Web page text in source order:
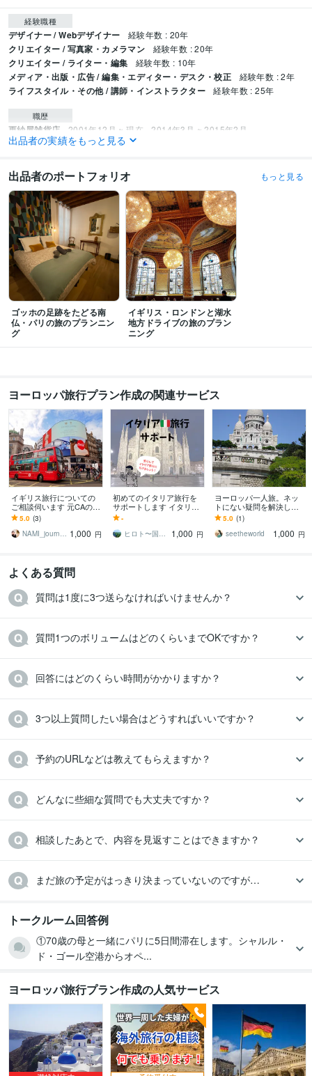
経験職種
デザイナー / Webデザイナー 経験年数 : 20年
クリエイター / 写真家・カメラマン 経験年数 : 20年
クリエイター / ライター・編集 経験年数 : 10年
メディア・出版・広告 / 編集・エディター・デスク・校正 経験年数 : 2年
ライフスタイル・その他 / 講師・インストラクター 経験年数 : 25年
職歴
更紗屋雑貨店 2001年12月 ~ 現在 2014年3月 ~ 2015年2月
古物商許可
実用英語技能検定2級 取得年 : 1991年
得意分野
住まい・美容・生活相談 フランス・イギリス買付についての相談
学歴
信州大学 1996年3月 ~ 2000年2月
大分県立芸術文化短期大学 1994年3月 ~ 1996年2月
語学力
英語 日常会話レベル
フランス語 日常会話レベル
出品者の実績をもっと見る
出品者のポートフォリオ もっと見る
ゴッホの足跡をたどる南
仏・パリの旅のプランニン
グ
イギリス・ロンドンと湖水
地方ドライブの旅のプラン
ニング
ヨーロッパ旅行プラン作成の関連サービス
イギリス旅行についての
ご相談伺います 元CAのト
ラベラー+ロンドン在住者
がお手伝い
5.0 (3)
NAMI_journey 1,000 円
初めてのイタリア旅行を
サポートします イタリア
語専攻の私が安心かつ思
い出に残る予定を立てま
す
-
ヒロト〜国語・英語・日本語・旅行専門〜
1,000 円
ヨーロッパ一人旅。ネッ
トにない疑問を解決しま
す ネットに載っていない
小さな疑問。一つひとつ
にお答えします
5.0 (1)
seetheworld
1,000 円
よくある質問
質問は1度に3つ送らなければいけませんか？
質問1つのボリュームはどのくらいまでOKですか？
回答にはどのくらい時間がかかりますか？
3つ以上質問したい場合はどうすればいいですか？
予約のURLなどは教えてもらえますか？
どんなに些細な質問でも大丈夫ですか？
相談したあとで、内容を見返すことはできますか？
まだ旅の予定がはっきり決まっていないのですが…
トークルーム回答例
①70歳の母と一緒にパリに5日間滞在します。シャルル・
ド・ゴール空港からオペ...
ヨーロッパ旅行プラン作成の人気サービス